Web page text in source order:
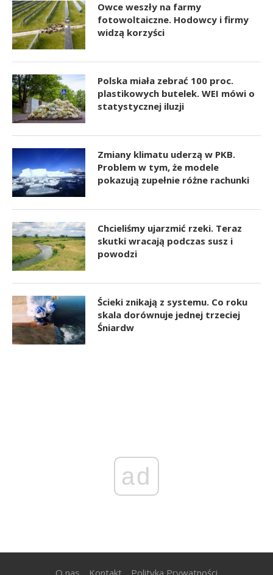
Owce weszły na farmy
fotowoltaiczne. Hodowcy i firmy
widzą korzyści
Polska miała zebrać 100 proc.
plastikowych butelek. WEI mówi o
statystycznej iluzji
Zmiany klimatu uderzą w PKB.
Problem w tym, że modele
pokazują zupełnie różne rachunki
Chcieliśmy ujarzmić rzeki. Teraz
skutki wracają podczas susz i
powodzi
Ścieki znikają z systemu. Co roku
skala dorównuje jednej trzeciej
Śniardw
ad
O nas Kontakt Polityka Prywatności